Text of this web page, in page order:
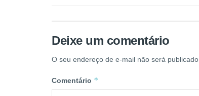
Deixe um comentário
O seu endereço de e-mail não será publicado.
Comentário *